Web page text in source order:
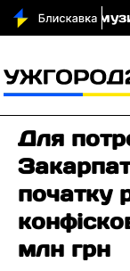
зняли
Для
початку
млн грн